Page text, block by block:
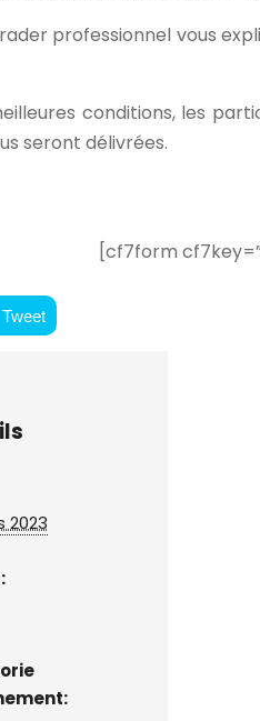
professionnel vous
conditions, les
seront délivrées.
[cf7form
Tweet
2023